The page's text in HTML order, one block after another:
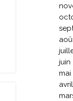
juin
mai